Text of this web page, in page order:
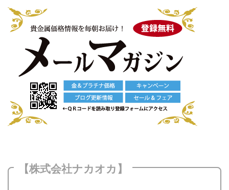
【株式会社ナカオカ】